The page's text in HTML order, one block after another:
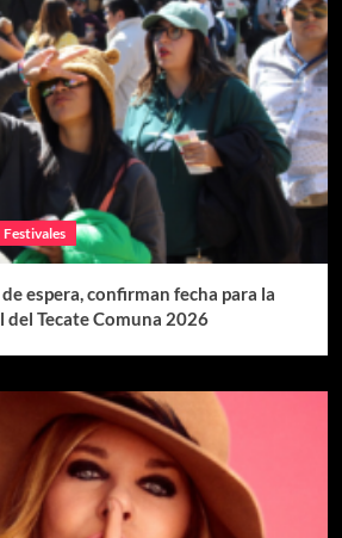
Festivales
espera, confirman fecha para la
Tecate Comuna 2026